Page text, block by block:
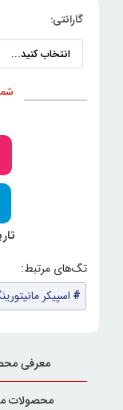
گارانتی:
اسپیکر
معرفی
محصولات